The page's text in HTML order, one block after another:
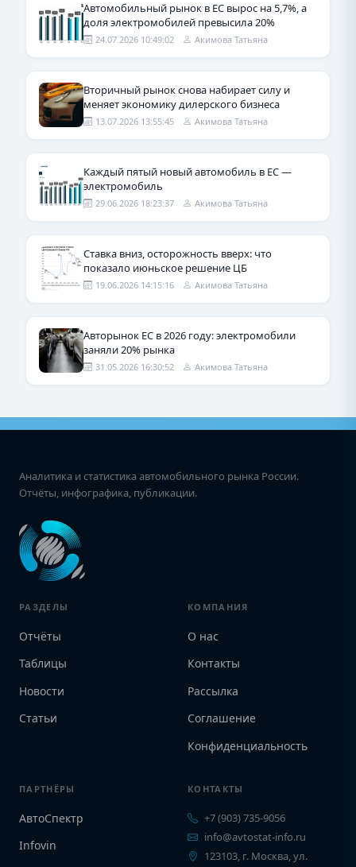
Автомобильный рынок в ЕС вырос на 5,7%, а
доля электромобилей превысила 20%
24.07.2026 10:49:02 Акимова Татьяна
Вторичный рынок снова набирает силу и
меняет экономику дилерского бизнеса
13.07.2026 13:55:45 Акимова Татьяна
Каждый пятый новый автомобиль в ЕС —
электромобиль
29.06.2026 18:23:37 Акимова Татьяна
Ставка вниз, осторожность вверх: что
показало июньское решение ЦБ
19.06.2026 14:15:16 Акимова Татьяна
Авторынок ЕС в 2026 году: электромобили
заняли 20% рынка
31.05.2026 16:30:52 Акимова Татьяна
Аналитика и статистика автомобильного рынка России.
Отчёты, инфографика, публикации.
РАЗДЕЛЫ
Отчёты
Таблицы
Новости
Статьи
КОМПАНИЯ
О нас
Контакты
Рассылка
Соглашение
Конфиденциальность
ПАРТНЁРЫ
АвтоСпектр
Infovin
КОНТАКТЫ
+7 (903) 735-9056
info@avtostat-info.ru
123103, г. Москва, ул.